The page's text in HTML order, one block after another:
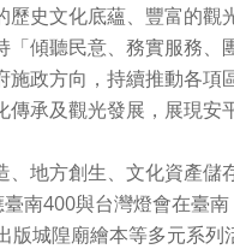
史文化底蘊、豐富的
「傾聽民意、務實服務
政方向，持續推動各
承及觀光發展，展現安
地方創生、文化資產
南400與台灣燈會在臺
版城隍廟繪本等多元系